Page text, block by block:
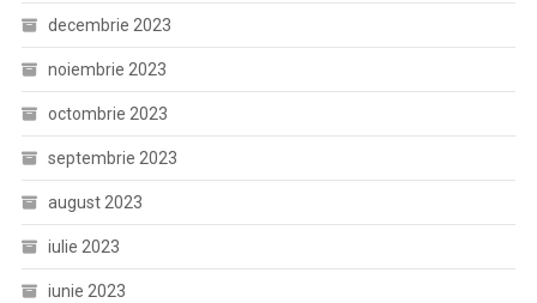
decembrie 2023
noiembrie 2023
octombrie 2023
septembrie 2023
august 2023
iulie 2023
iunie 2023